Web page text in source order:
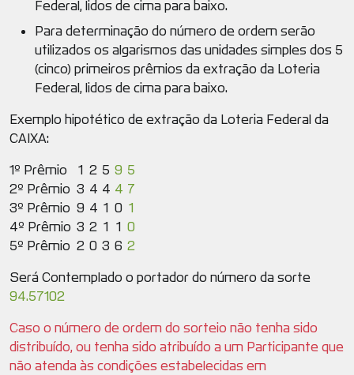
Federal, lidos de cima para baixo.
Para determinação do número de ordem serão
utilizados os algarismos das unidades simples dos 5
(cinco) primeiros prêmios da extração da Loteria
Federal, lidos de cima para baixo.
Exemplo hipotético de extração da Loteria Federal da
CAIXA:
1º Prêmio
1 2 5 9 5
2º Prêmio 3 4 4 4 7
3º Prêmio 9 4 1 0 1
4º Prêmio 3 2 1 1 0
5º Prêmio 2 0 3 6 2
Será Contemplado o portador do número da sorte
94.57102
Caso o número de ordem do sorteio não tenha sido
distribuído, ou tenha sido atribuído a um Participante que
não atenda às condições estabelecidas em